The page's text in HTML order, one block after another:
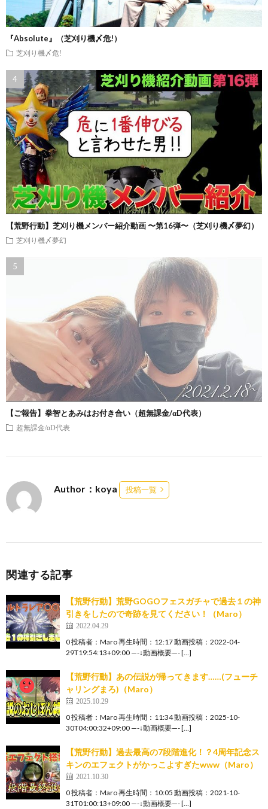
『Absolute』（芝刈り機〆危!）
芝刈り機〆危!
【荒野行動】芝刈り機メンバー紹介動画 〜第16弾〜（芝刈り機〆夢幻）
芝刈り機〆夢幻
【ご報告】拳智とあみはお付き合い（超無課金/αD代表）
超無課金/αD代表
Author：koya 投稿一覧
関連する記事
【荒野行動】荒野GOGOフェスガチャで過去１の神
引きをしたので奇跡を見てください！（Maro）
2022.04.29
0 投稿者：Maro 再生時間：12:17 動画投稿：2022-04-
29T19:54:13+09:00 —-↓動画概要—- […]
【荒野行動】あの伝説が帰ってきます……(フューチ
ャリングまろ)（Maro）
2025.10.29
0 投稿者：Maro 再生時間：11:34 動画投稿：2025-10-
30T04:00:32+09:00 —-↓動画概要—- […]
【荒野行動】過去最高の7段階進化！？4周年記念ス
キンのエフェクトがかっこよすぎたwww（Maro）
2021.10.30
0 投稿者：Maro 再生時間：10:05 動画投稿：2021-10-
31T01:00:13+09:00 —-↓動画概要—- […]